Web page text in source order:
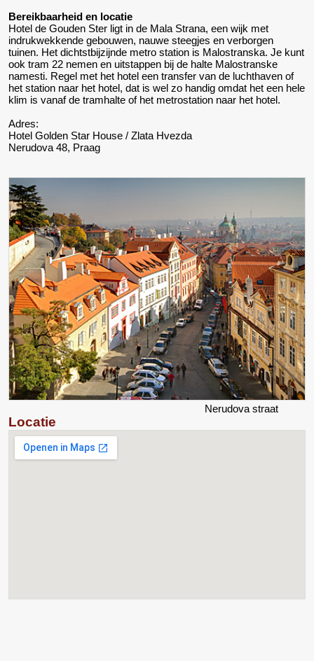
Bereikbaarheid en locatie
Hotel de Gouden Ster ligt in de Mala Strana, een wijk met
indrukwekkende gebouwen, nauwe steegjes en verborgen
tuinen. Het dichtstbijzijnde metro station is Malostranska. Je kunt
ook tram 22 nemen en uitstappen bij de halte Malostranske
namesti. Regel met het hotel een transfer van de luchthaven of
het station naar het hotel, dat is wel zo handig omdat het een hele
klim is vanaf de tramhalte of het metrostation naar het hotel.
Adres:
Hotel Golden Star House / Zlata Hvezda
Nerudova 48, Praag
Nerudova straat
Locatie